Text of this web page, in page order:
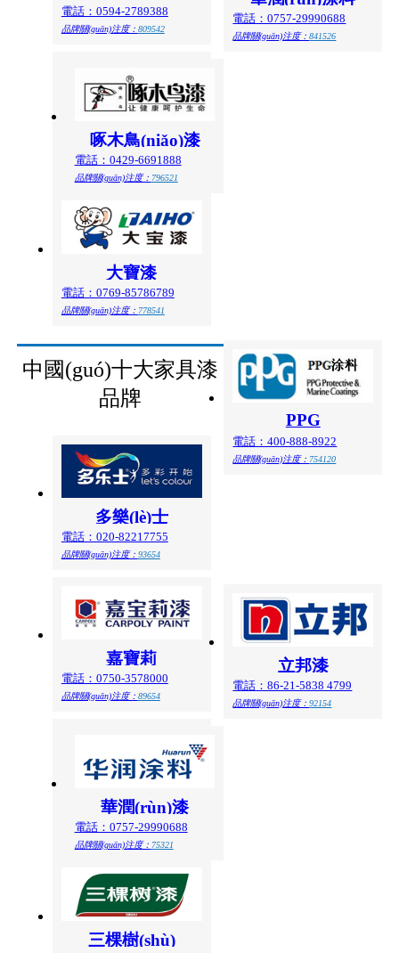
電話：0757-29990688
品牌關(guān)注度：841526
電話：0594-2789388
品牌關(guān)注度： 809542
啄木鳥(niǎo)漆
電話：0429-6691888
品牌關(guān)注度： 796521
大寶漆
電話：0769-85786789
品牌關(guān)注度： 778541
PPG
電話：400-888-8922
品牌關(guān)注度： 754120
中國(guó)十大家具漆
品牌
多樂(lè)士
電話：020-82217755
品牌關(guān)注度： 93654
立邦漆
電話：86-21-5838 4799
品牌關(guān)注度：92154
嘉寶莉
電話：0750-3578000
品牌關(guān)注度： 89654
華潤(rùn)漆
電話：0757-29990688
品牌關(guān)注度： 75321
三棵樹(shù)